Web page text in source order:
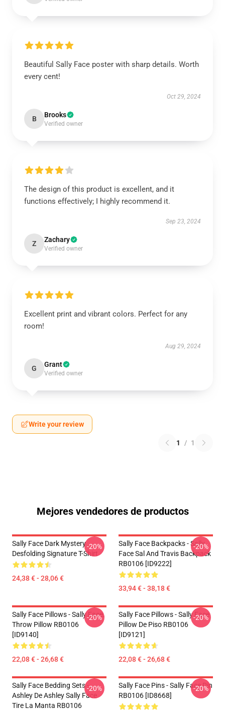
Beautiful Sally Face poster with sharp details. Worth
every cent!
Oct 29, 2024
B Brooks
Verified owner
The design of this product is excellent, and it
functions effectively; I highly recommend it.
Sep 23, 2024
Z Zachary
Verified owner
Excellent print and vibrant colors. Perfect for any
room!
Aug 29, 2024
G Grant
Verified owner
Write your review
1 / 1
Mejores vendedores de productos
Sally Face Dark Mystery
Desfolding Signature T-Shirt
24,38 € - 28,06 €
-20%
Sally Face Backpacks - Sally
Face Sal And Travis Backpack
RB0106 [ID9222]
33,94 € - 38,18 €
-20%
Sally Face Pillows - Sally Face.
Throw Pillow RB0106
[ID9140]
22,08 € - 26,68 €
-20%
Sally Face Pillows - Sally Face
Pillow De Piso RB0106
[ID9121]
22,08 € - 26,68 €
-20%
Sally Face Bedding Sets -
Ashley De Ashley Sally Face
Tire La Manta RB0106
-20%
Sally Face Pins - Sally Face Pin
RB0106 [ID8668]
-20%